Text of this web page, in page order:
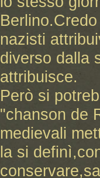
nazisti
diverso dalla
attribuisce.
Però si
"chanson de
medievali
la si